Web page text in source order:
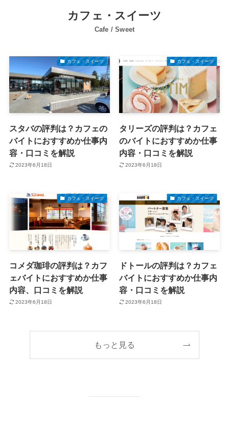
カフェ・スイーツ
Cafe / Sweet
カフェ・スイーツ
スタバの評判は？カフェの
バイトにおすすめか仕事内
容・口コミを解説
2023年6月18日
カフェ・スイーツ
タリーズの評判は？カフェ
のバイトにおすすめか仕事
内容・口コミを解説
2023年6月18日
カフェ・スイーツ
コメダ珈琲の評判は？カフ
ェバイトにおすすめか仕事
内容、口コミを解説
2023年6月18日
カフェ・スイーツ
ドトールの評判は？カフェ
バイトにおすすめか仕事内
容・口コミを解説
2023年6月18日
もっと見る